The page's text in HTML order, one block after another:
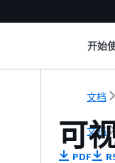
开始
文档
文档
可
PDF